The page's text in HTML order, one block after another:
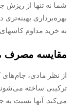
شما نه تنها از ریزش
بهره‌برداری
به خرید مداوم کاسهای
مقایسه مصرف
از نظر مادی، جام‌های
ترکیبی ساخته
می‌کند. آنها نسبت به